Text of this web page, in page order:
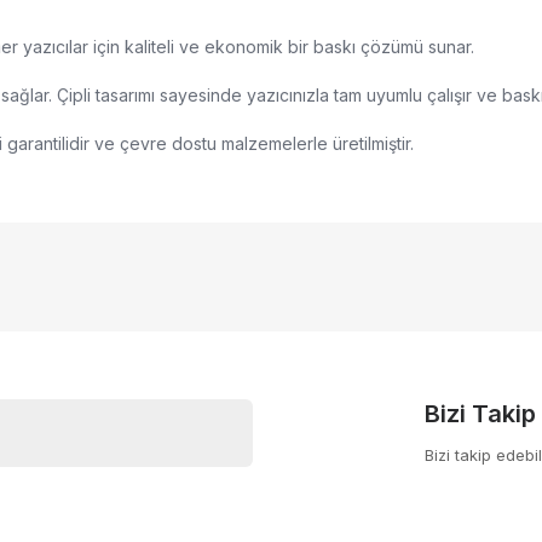
yazıcılar için kaliteli ve ekonomik bir baskı çözümü sunar.
Çipli tasarımı sayesinde yazıcınızla tam uyumlu çalışır ve
ve çevre dostu malzemelerle üretilmiştir.
Bizi Takip
Bizi takip